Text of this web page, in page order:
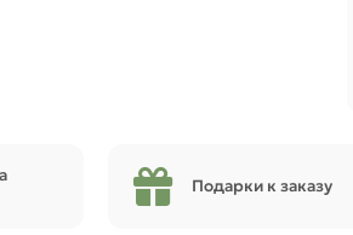
Подарки к заказу